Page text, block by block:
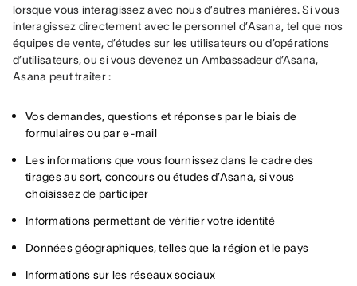
lorsque vous interagissez avec nous d’autres manières. Si vous
interagissez directement avec le personnel d’Asana, tel que nos
équipes de vente, d’études sur les utilisateurs ou d’opérations
d’utilisateurs, ou si vous devenez un Ambassadeur d’Asana,
Asana peut traiter :
Vos demandes, questions et réponses par le biais de
formulaires ou par e-mail
Les informations que vous fournissez dans le cadre des
tirages au sort, concours ou études d’Asana, si vous
choisissez de participer
Informations permettant de vérifier votre identité
Données géographiques, telles que la région et le pays
Informations sur les réseaux sociaux